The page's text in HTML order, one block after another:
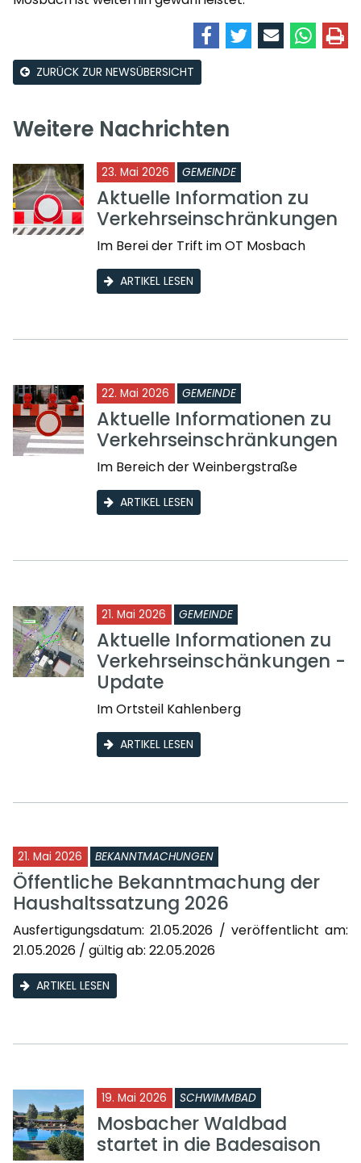
ZURÜCK ZUR NEWSÜBERSICHT
Weitere Nachrichten
23. Mai 2026 GEMEINDE
Aktuelle Information zu
Verkehrseinschränkungen
Im Berei der Trift im OT Mosbach
ARTIKEL LESEN
22. Mai 2026 GEMEINDE
Aktuelle Informationen zu
Verkehrseinschränkungen
Im Bereich der Weinbergstraße
ARTIKEL LESEN
21. Mai 2026 GEMEINDE
Aktuelle Informationen zu
Verkehrseinschänkungen -
Update
Im Ortsteil Kahlenberg
ARTIKEL LESEN
21. Mai 2026 BEKANNTMACHUNGEN
Öffentliche Bekanntmachung der
Haushaltssatzung 2026
Ausfertigungsdatum: 21.05.2026 / veröffentlicht am:
21.05.2026 / gültig ab: 22.05.2026
ARTIKEL LESEN
19. Mai 2026 SCHWIMMBAD
Mosbacher Waldbad
startet in die Badesaison